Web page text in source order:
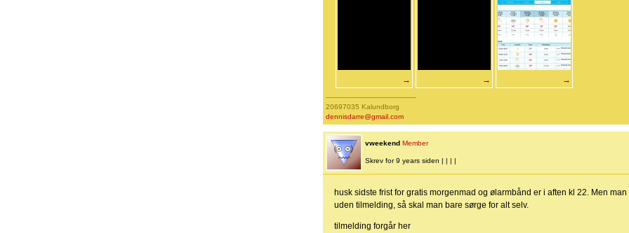
→ → →
-------------------------------------------
20697035 Kalundborg
dennisdarre@gmail.com
vweekend Member
Skrev for 9 years siden | | | |
husk sidste frist for gratis morgenmad og ølarmbånd er i aften kl 22. Men
uden tilmelding, så skal man bare sørge for alt selv.
tilmelding forgår her